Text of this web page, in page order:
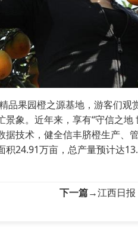
品果园橙之源基地，游客们观
景象。近年来，享有“守信之地
据技术，健全信丰脐橙生产、
积24.91万亩，总产量预计达
下一篇→江西日报：